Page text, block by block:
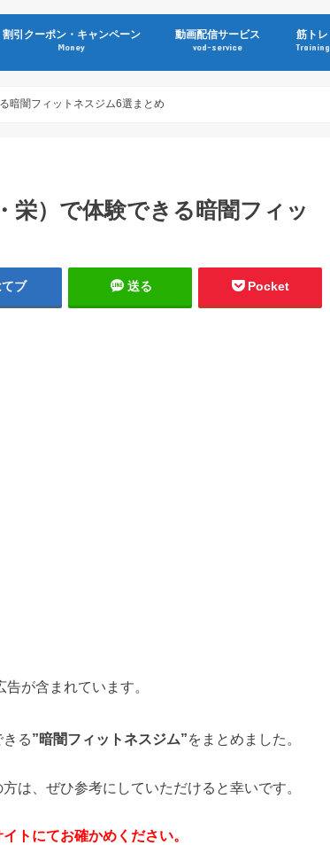
割引クーポン・キャンペーン
Money
動画配信サービス
vod-service
筋トレ
Training
暗闇フィットネスジム6選まとめ
栄）で体験できる暗闇フィッ
てブ 送る Pocket
が含まれています。
る”暗闇フィットネスジム”をまとめました。
は、ぜひ参考にしていただけると幸いです。
トにてお確かめください。